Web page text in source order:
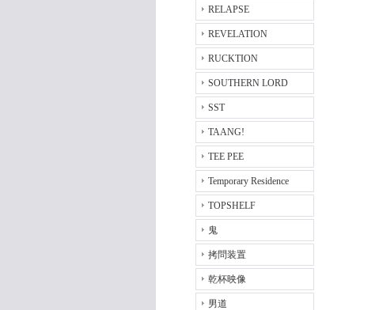
RELAPSE
REVELATION
RUCKTION
SOUTHERN LORD
SST
TAANG!
TEE PEE
Temporary Residence
TOPSHELF
鬼
拷問装置
乾杯映像
男道